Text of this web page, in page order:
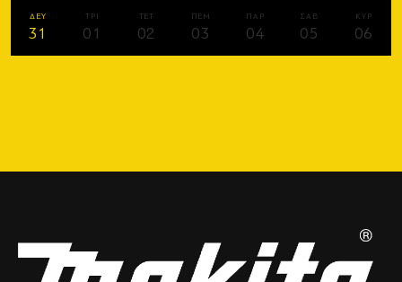
ΔΕΥ
31
ΤΡΙ
01
ΤΕΤ
02
ΠΕΜ
03
ΠΑΡ
04
ΣΑΒ
05
ΚΥΡ
06